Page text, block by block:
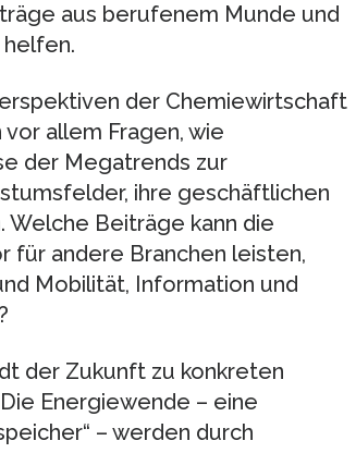
aus berufenem Munde und
helfen.
der Chemiewirtschaft
allem Fragen, wie
der Megatrends zur
ihre geschäftlichen
Welche Beiträge kann die
für andere Branchen leisten,
Mobilität, Information und
der Zukunft zu konkreten
Energiewende – eine
– werden durch